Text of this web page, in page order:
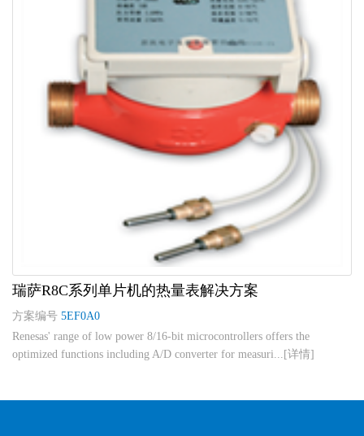
瑞萨R8C系列单片机的热量表解决方案
方案编号 5EF0A0
Renesas' range of low power 8/16-bit microcontrollers offers the
optimized functions including A/D converter for measuri...[详情]